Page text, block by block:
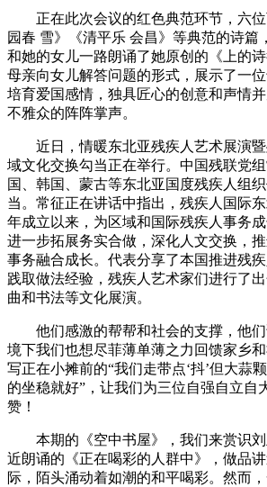
正在此次会议的红色典范环节，六位
园春 雪》《清平乐 会昌》等典范的诗篇
和她的女儿一路朗诵了她原创的《上的
母亲向女儿解答问题的形式，展示了一
培育爱国感情，独具匠心的创意和声情
不雅众的阵阵掌声。
近日，情暖东北亚残疾人艺术展演暨
域文化交换勾当正在举行。中国残联党
国、韩国、蒙古等东北亚国度残疾人组
当。常征正在讲话中指出，残疾人国际
年成立以来，为区域和国际残疾人事务
进一步拓展务实合做，深化人文交换，
事务融合成长。代表分享了本国推进残
践取做法经验，残疾人艺术家们进行了
曲和书法等文化展演。
他们感激的帮帮和社会的支撑，他们
境下我们也想尽菲薄单薄之力回馈家乡
写正在小摊前的“我们走带点‘抖’但大蒜
的坐稳就好”，让我们为三位自强自立自
赞！
本期的《空中书屋》，我们来赏识刘
近朗诵的《正在喝彩的人群中》，做品
际，陌头涌动着如潮的和平喝彩。然而